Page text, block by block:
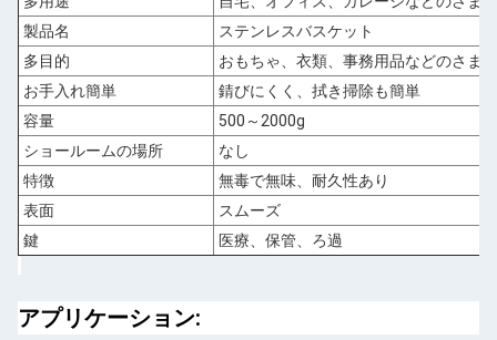
製品名
ステンレスバスケット
多目的
おもちゃ、衣類、事務用品などのさま
お手入れ簡単
錆びにくく、拭き掃除も簡単
容量
500～2000g
ショールームの場所
なし
特徴
無毒で無味、耐久性あり
表面
スムーズ
鍵
医療、保管、ろ過
アプリケーション: